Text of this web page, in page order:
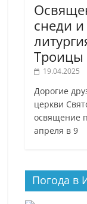
снеди
Троицы
19.04.2025
Дорогие
церкви
освящение
апреля в 9
Погода в